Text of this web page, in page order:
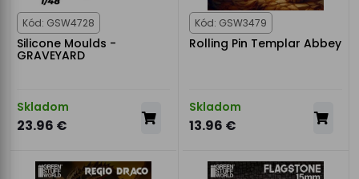
Kód: GSW4728
Silicone Moulds -
GRAVEYARD
Skladom
23.96 €
Kód: GSW3479
Rolling Pin Templar Abbey
Skladom
13.96 €